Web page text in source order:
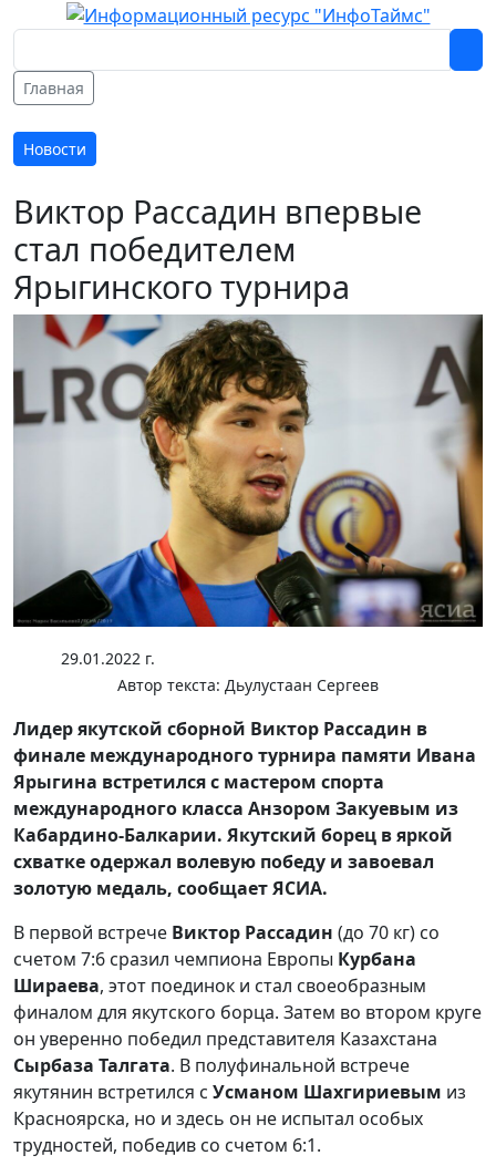
Главная
Новости
Виктор Рассадин впервые
стал победителем
Ярыгинского турнира
29.01.2022 г.
Автор текста: Дьулустаан Сергеев
Лидер якутской сборной Виктор Рассадин в
финале международного турнира памяти Ивана
Ярыгина встретился с мастером спорта
международного класса Анзором Закуевым из
Кабардино-Балкарии. Якутский борец в яркой
схватке одержал волевую победу и завоевал
золотую медаль, сообщает ЯСИА.
В первой встрече Виктор Рассадин (до 70 кг) со
счетом 7:6 сразил чемпиона Европы Курбана
Шираева, этот поединок и стал своеобразным
финалом для якутского борца. Затем во втором круге
он уверенно победил представителя Казахстана
Сырбаза Талгата. В полуфинальной встрече
якутянин встретился с Усманом Шахгириевым из
Красноярска, но и здесь он не испытал особых
трудностей, победив со счетом 6:1.